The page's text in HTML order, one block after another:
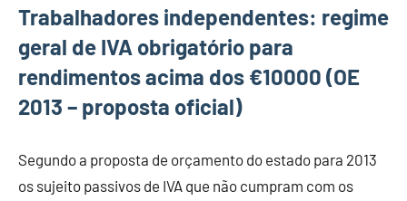
Trabalhadores independentes: regime
geral de IVA obrigatório para
rendimentos acima dos €10000 (OE
2013 – proposta oficial)
Segundo a proposta de orçamento do estado para 2013
os sujeito passivos de IVA que não cumpram com os